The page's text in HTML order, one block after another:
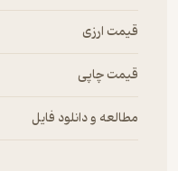
قیمت ارزی
قیمت چاپی
مطالعه و دانلود فایل